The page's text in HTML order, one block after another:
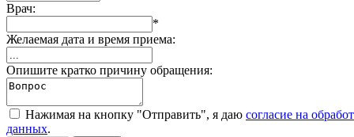
Врач:
*
Желаемая дата и время приема:
Опишите кратко причину обращения:
Нажимая на кнопку "Отправить", я даю согласие на
данных.